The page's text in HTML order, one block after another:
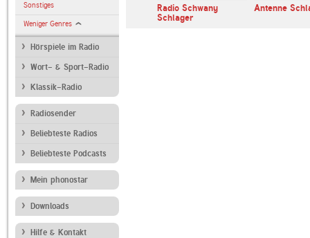
Sonstiges
Weniger Genres
Hörspiele im Radio
Wort- & Sport-Radio
Klassik-Radio
Radiosender
Beliebteste Radios
Beliebteste Podcasts
Mein phonostar
Downloads
Hilfe & Kontakt
Radio Schwany
Schlager
Antenne